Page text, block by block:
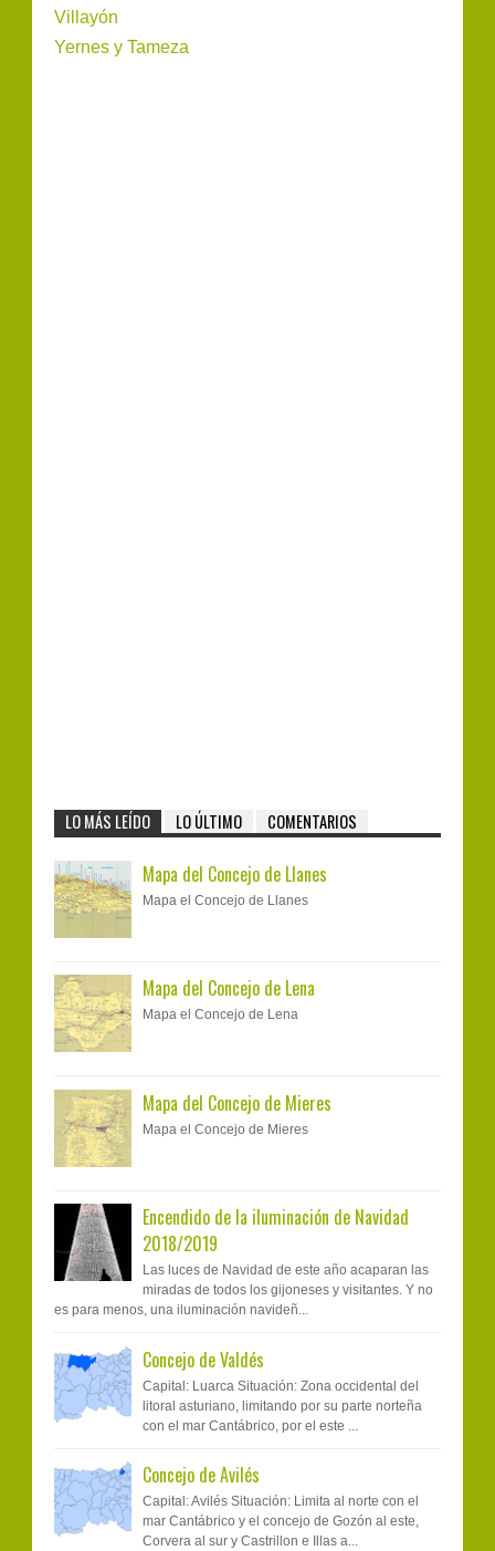
Villayón
Yernes y Tameza
LO MÁS LEÍDO LO ÚLTIMO COMENTARIOS
Mapa del Concejo de Llanes
Mapa el Concejo de Llanes
Mapa del Concejo de Lena
Mapa el Concejo de Lena
Mapa del Concejo de Mieres
Mapa el Concejo de Mieres
Encendido de la iluminación de Navidad
2018/2019
Las luces de Navidad de este año acaparan las
miradas de todos los gijoneses y visitantes. Y no
es para menos, una iluminación navideñ...
Concejo de Valdés
Capital: Luarca Situación: Zona occidental del
litoral asturiano, limitando por su parte norteña
con el mar Cantábrico, por el este ...
Concejo de Avilés
Capital: Avilés Situación: Limita al norte con el
mar Cantábrico y el concejo de Gozón al este,
Corvera al sur y Castrillon e Illas a...